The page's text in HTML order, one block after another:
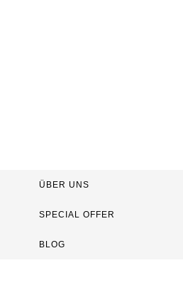
ÜBER UNS
SPECIAL OFFER
BLOG